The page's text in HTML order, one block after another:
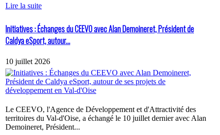
Lire la suite
Initiatives : Échanges du CEEVO avec Alan Demoineret, Président de
Caldya eSport, autour...
10 juillet 2026
Le CEEVO, l'Agence de Développement et d'Attractivité des
territoires du Val-d'Oise, a échangé le 10 juillet dernier avec Alan
Demoineret, Président...